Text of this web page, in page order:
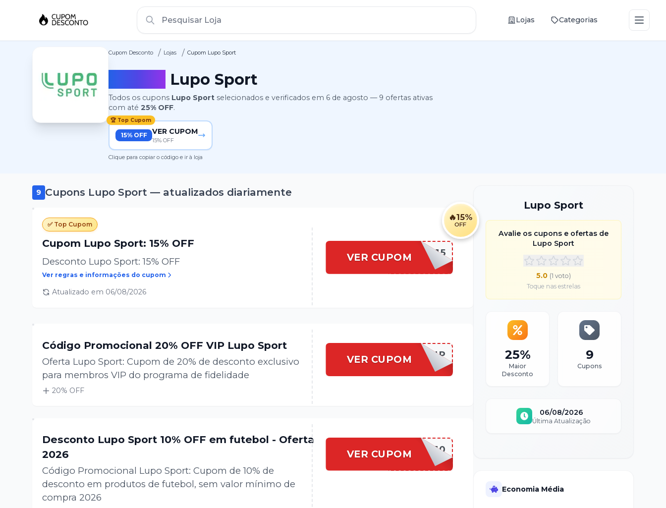
Lojas Categorias Abrir
Cupom Desconto / Lojas / Cupom Lupo Sport
Lupo Sport
Todos os cupons Lupo Sport selecionados e verificados em 6 de agosto — 9 ofertas ativas
com até25% OFF.
🏆 Top Cupom
15% OFF VER CUPOM
15% OFF
Clique para copiar o código e ir à loja
9 Cupons Lupo Sport — atualizados diariamente
🔥15%
OFF
✅ Top Cupom
Cupom Lupo Sport: 15% OFF
Desconto Lupo Sport: 15% OFF
Ver regras e informações do cupom
Atualizado em 06/08/2026
VER CUPOM
ROUNDLERLSPORT15
Código Promocional 20% OFF VIP Lupo Sport
Oferta Lupo Sport: Cupom de 20% de desconto exclusivo
para membros VIP do programa de fidelidade
20% OFF
VER CUPOMLSPVIP
Desconto Lupo Sport 10% OFF em futebol - Oferta
2026
Código Promocional Lupo Sport: Cupom de 10% de
desconto em produtos de futebol, sem valor mínimo de
compra 2026
VER CUPOM FUT10
Lupo Sport
Avalie os cupons e ofertas de
Lupo Sport
5.0 (1 voto)
Toque nas estrelas
25%
Maior
Desconto
9
Cupons
06/08/2026
Última Atualização
Economia Média